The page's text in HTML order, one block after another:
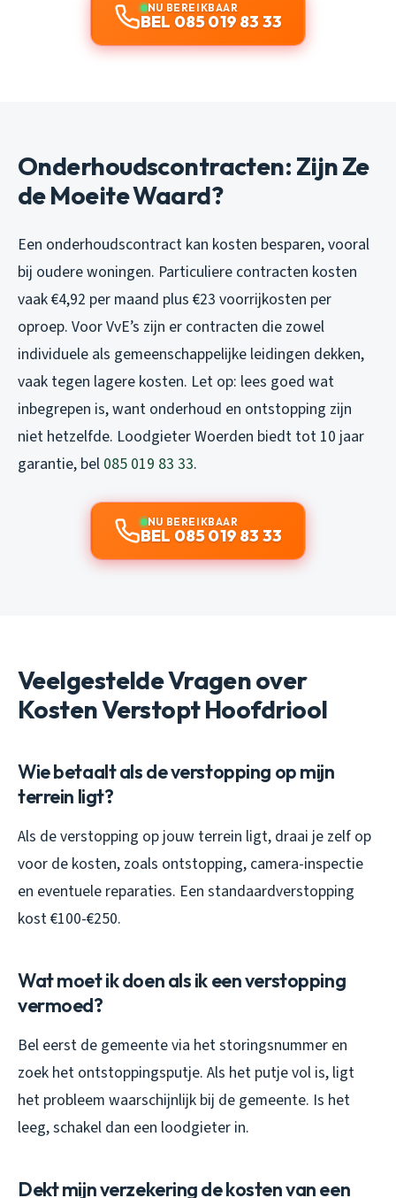
NU BEREIKBAAR
BEL 085 019 83 33
Onderhoudscontracten: Zijn Ze
de Moeite Waard?
Een onderhoudscontract kan kosten besparen, vooral
bij oudere woningen. Particuliere contracten kosten
vaak €4,92 per maand plus €23 voorrijkosten per
oproep. Voor VvE’s zijn er contracten die zowel
individuele als gemeenschappelijke leidingen dekken,
vaak tegen lagere kosten. Let op: lees goed wat
inbegrepen is, want onderhoud en ontstopping zijn
niet hetzelfde. Loodgieter Woerden biedt tot 10 jaar
garantie, bel 085 019 83 33.
NU BEREIKBAAR
BEL 085 019 83 33
Veelgestelde Vragen over
Kosten Verstopt Hoofdriool
Wie betaalt als de verstopping op mijn
terrein ligt?
Als de verstopping op jouw terrein ligt, draai je zelf op
voor de kosten, zoals ontstopping, camera-inspectie
en eventuele reparaties. Een standaardverstopping
kost €100-€250.
Wat moet ik doen als ik een verstopping
vermoed?
Bel eerst de gemeente via het storingsnummer en
zoek het ontstoppingsputje. Als het putje vol is, ligt
het probleem waarschijnlijk bij de gemeente. Is het
leeg, schakel dan een loodgieter in.
Dekt mijn verzekering de kosten van een